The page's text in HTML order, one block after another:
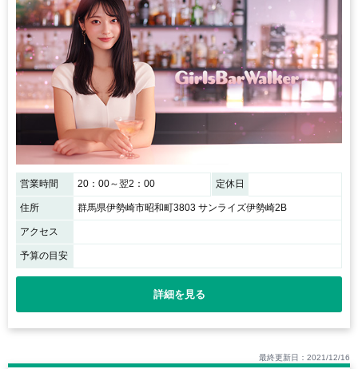
営業時間 20：00～翌2：00 定休日
住所 群馬県伊勢崎市昭和町3803 サンライズ伊勢崎2B
アクセス
予算の目安
詳細を見る
最終更新日：2021/12/16